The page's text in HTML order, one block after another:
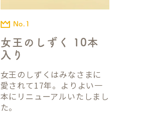
女王のしずく 10本
入り
No.1
女王のしずくはみなさまに
愛されて17年。よりよい一
本にリニューアルいたしまし
た。